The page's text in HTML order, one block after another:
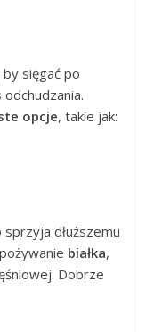
sięgać po
opcje, takie jak:
sprzyja dłuższemu
białka,
Dobrze